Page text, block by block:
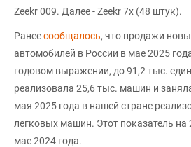
Zeekr 009. Далее - Zeekr 7x (48 штук).
Ранеесообщалось, что продажи
автомобилей в России в мае 2025
годовом выражении, до 91,2 тыс.
реализовала 25,6 тыс. машин и
мая 2025 года в нашей стране
легковых машин. Этот показатель на
мае 2024 года.